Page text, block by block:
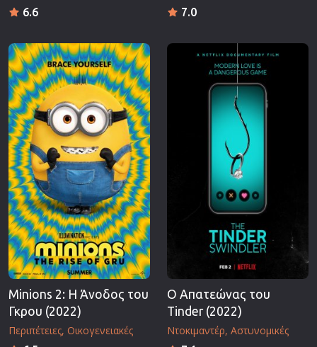
6.6 7.0
Minions 2: Η Άνοδος του
Γκρου (2022)
Περιπέτειες Οικογενειακές
Ο Απατεώνας του
Tinder (2022)
Ντοκιμαντέρ Αστυνομικές